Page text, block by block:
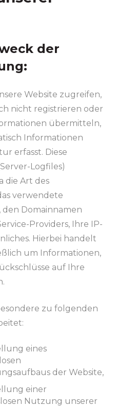
der
Website zugreifen,
nicht registrieren oder
übermitteln,
Informationen
erfasst. Diese
Logfiles)
die Art des
verwendete
den Domainnamen
Providers, Ihre IP-
Hierbei handelt
um Informationen,
auf Ihre
zu folgenden
eines
der Website,
einer
Nutzung unserer